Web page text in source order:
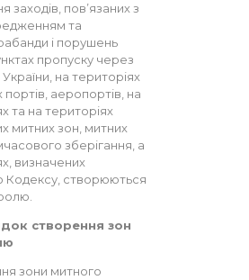
заходів, пов’язаних з
та
і порушень
пропуску через
на територіях
портів, аеропортів, на
та на територіях
митних зон, митних
зберігання, а
визначених
Кодексу, створюються
створення зон
зони митного